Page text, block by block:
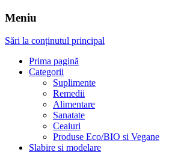
Meniu
Sări la conținutul principal
Prima pagină
Categorii
Suplimente
Remedii
Alimentare
Sanatate
Ceaiuri
Produse Eco/BIO si Vegane
Slabire si modelare